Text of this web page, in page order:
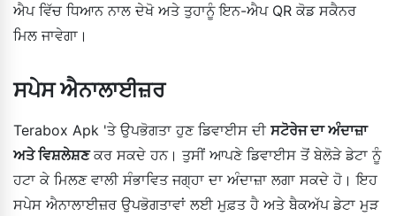
ਐਪ ਵਿੱਚ ਧਿਆਨ ਨਾਲ ਦੇਖੋ ਅਤੇ ਤੁਹਾਨੂੰ ਇਨ-ਐਪ QR ਕੋਡ ਸਕੈਨਰ
ਮਿਲ ਜਾਵੇਗਾ।
ਸਪੇਸ ਐਨਾਲਾਈਜ਼ਰ
Terabox Apk 'ਤੇ ਉਪਭੋਗਤਾ ਹੁਣ ਡਿਵਾਈਸ ਦੀ ਸਟੋਰੇਜ ਦਾ ਅੰਦਾਜ਼ਾ
ਅਤੇ ਵਿਸ਼ਲੇਸ਼ਣਕਰ ਸਕਦੇ ਹਨ। ਤੁਸੀਂ ਆਪਣੇ ਡਿਵਾਈਸ ਤੋਂ ਬੇਲੋੜੇ ਡੇਟਾ ਨੂੰ
ਹਟਾ ਕੇ ਮਿਲਣ ਵਾਲੀ ਸੰਭਾਵਿਤ ਜਗ੍ਹਾ ਦਾ ਅੰਦਾਜ਼ਾ ਲਗਾ ਸਕਦੇ ਹੋ। ਇਹ
ਸਪੇਸ ਐਨਾਲਾਈਜ਼ਰ ਉਪਭੋਗਤਾਵਾਂ ਲਈ ਮੁਫ਼ਤ ਹੈ ਅਤੇ ਬੈਕਅੱਪ ਡੇਟਾ ਮੁੜ